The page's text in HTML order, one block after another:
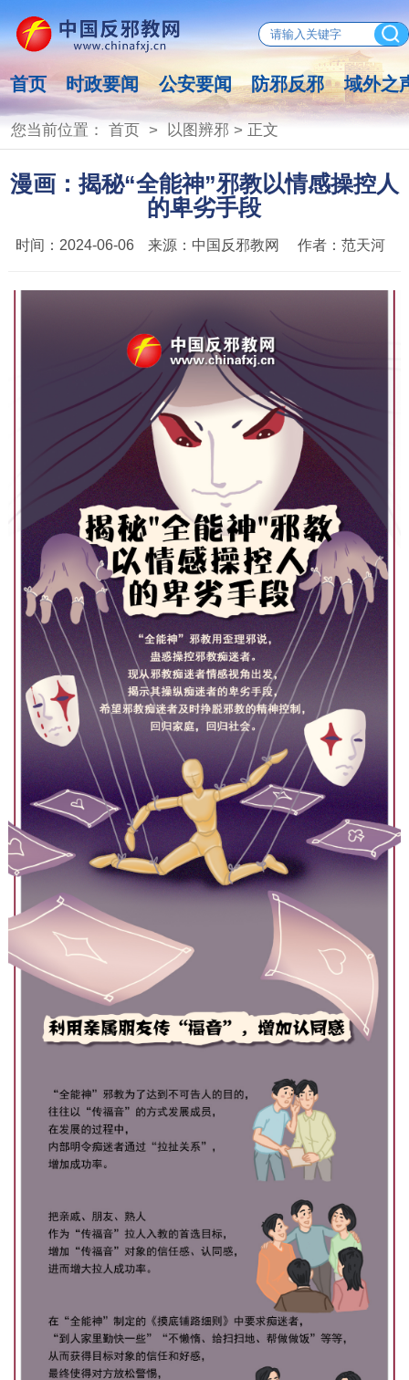
首页 时政要闻 公安要闻 防邪反邪 域外之
您当前位置： 首页> 以图辨邪 > 正文
漫画：揭秘“全能神”邪教以情感操控人
的卑劣手段
时间： 2024-06-06 来源： 中国反邪教网 作者： 范天河